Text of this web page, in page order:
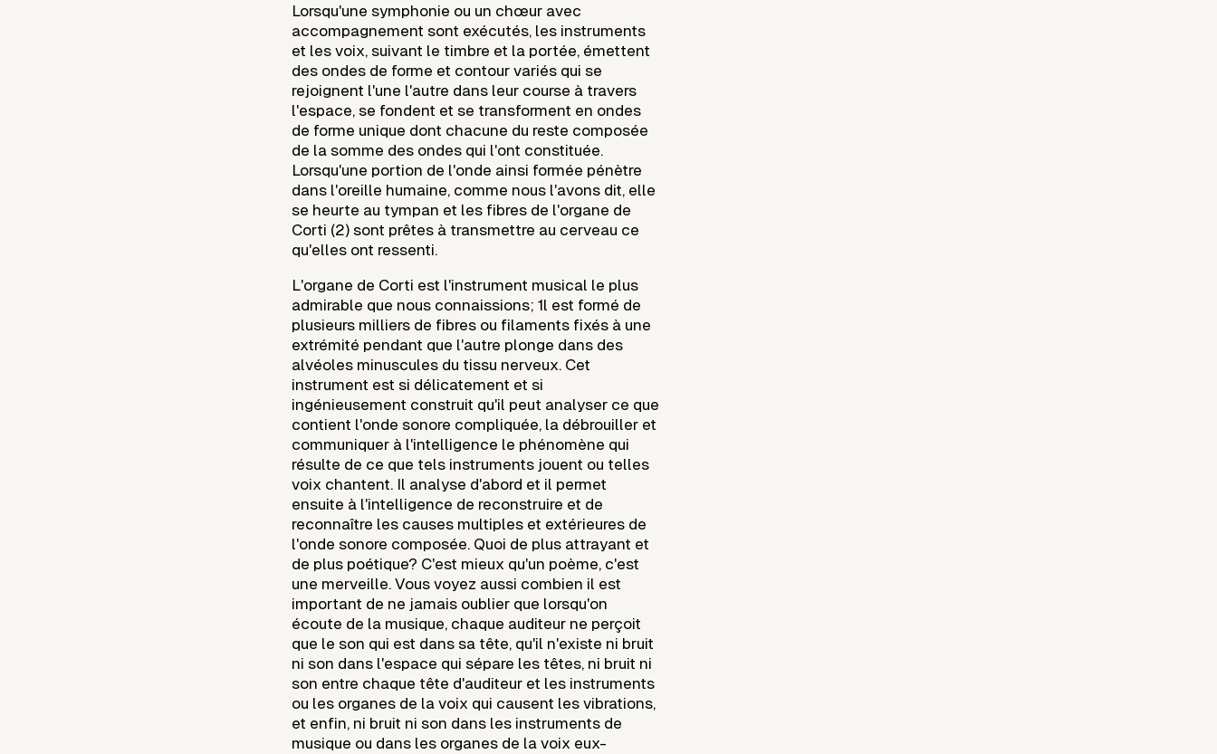
Lorsqu'une symphonie ou un chœur avec
accompagnement sont exécutés, les instruments
et les voix, suivant le timbre et la portée, émettent
des ondes de forme et contour variés qui se
rejoignent l'une l'autre dans leur course à travers
l'espace, se fondent et se transforment en ondes
de forme unique dont chacune du reste composée
de la somme des ondes qui l'ont constituée.
Lorsqu'une portion de l'onde ainsi formée pénètre
dans l'oreille humaine, comme nous l'avons dit, elle
se heurte au tympan et les fibres de l'organe de
Corti (2) sont prêtes à transmettre au cerveau ce
qu'elles ont ressenti.
L'organe de Corti est l'instrument musical le plus
admirable que nous connaissions; 1l est formé de
plusieurs milliers de fibres ou filaments fixés à une
extrémité pendant que l'autre plonge dans des
alvéoles minuscules du tissu nerveux. Cet
instrument est si délicatement et si
ingénieusement construit qu'il peut analyser ce que
contient l'onde sonore compliquée, la débrouiller et
communiquer à l'intelligence le phénomène qui
résulte de ce que tels instruments jouent ou telles
voix chantent. Il analyse d'abord et il permet
ensuite à l'intelligence de reconstruire et de
reconnaître les causes multiples et extérieures de
l'onde sonore composée. Quoi de plus attrayant et
de plus poétique? C'est mieux qu'un poème, c'est
une merveille. Vous voyez aussi combien il est
important de ne jamais oublier que lorsqu'on
écoute de la musique, chaque auditeur ne perçoit
que le son qui est dans sa tête, qu'il n'existe ni bruit
ni son dans l'espace qui sépare les têtes, ni bruit ni
son entre chaque tête d'auditeur et les instruments
ou les organes de la voix qui causent les vibrations,
et enfin, ni bruit ni son dans les instruments de
musique ou dans les organes de la voix eux-